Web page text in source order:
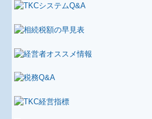
スタッフ紹介
リンク集